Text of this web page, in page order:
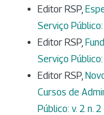
Editor RSP,
Serviço
Editor RSP,
Serviço
Editor RSP,
Cursos de
Público: v. 2 n.